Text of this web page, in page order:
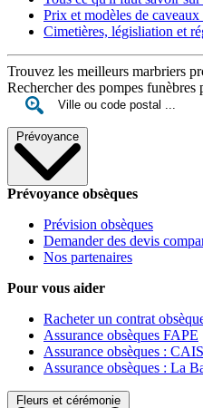
Prix et modèles de caveaux
Cimetières, législiation et
Trouvez les meilleurs marbriers
Rechercher des pompes
Prévoyance
Prévoyance obsèques
Prévision obsèques
Demander des devis
Nos partenaires
Pour vous aider
Racheter un contrat
Assurance obsèques FAPE
Assurance obsèques :
Assurance obsèques : La
Fleurs et cérémonie